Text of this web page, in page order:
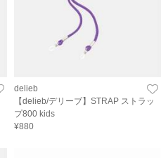
delieb
【delieb/デリーブ】STRAP ストラッ
プ800 kids
¥880